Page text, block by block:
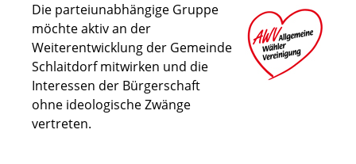
Die parteiunabhängige Gruppe
möchte aktiv an der
Weiterentwicklung der Gemeinde
Schlaitdorf mitwirken und die
Interessen der Bürgerschaft
ohne ideologische Zwänge
vertreten.